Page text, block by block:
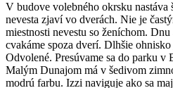
V budove volebného okrsku nastáva
nevesta zjaví vo dverách. Nie je
miestnosti nevestu so ženíchom.
cvakáme spoza dverí. Dlhšie
Odvolené. Presúvame sa do parku v
Malým Dunajom má v šedivom
modrú farbu. Izzi naviguje ako sa